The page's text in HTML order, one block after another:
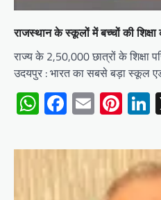
राजस्थान के स्कूलों में बच्चों की
राज्य के 2,50,000 छात्रों के शिक्षा
उदयपुर : भारत का सबसे बड़ा स्कूल
WhatsApp
Facebook
Email